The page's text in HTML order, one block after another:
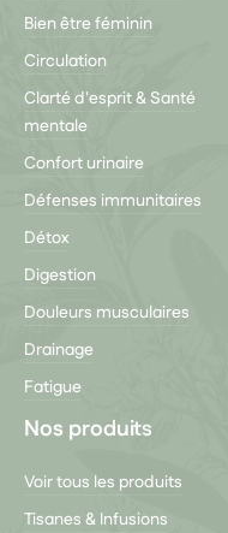
Bien être féminin
Circulation
Clarté d'esprit & Santé
mentale
Confort urinaire
Défenses immunitaires
Détox
Digestion
Douleurs musculaires
Drainage
Fatigue
Nos produits
Voir tous les produits
Tisanes & Infusions